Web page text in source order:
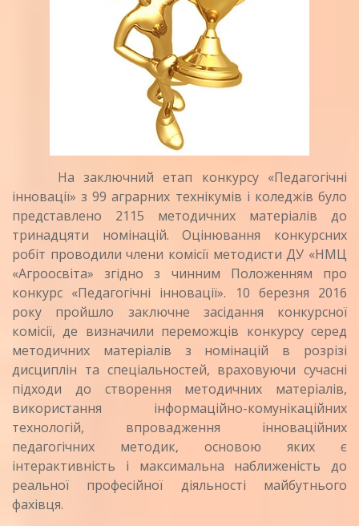
На заключний етап конкурсу «Педагогічні
інновації» з 99 аграрних технікумів і коледжів було
представлено 2115 методичних матеріалів до
тринадцяти номінацій. Оцінювання конкурсних
робіт проводили члени комісії методисти ДУ «НМЦ
«Агроосвіта» згідно з чинним Положенням про
конкурс «Педагогічні інновації». 10 березня 2016
року пройшло заключне засідання конкурсної
комісії, де визначили переможців конкурсу серед
методичних матеріалів з номінацій в розрізі
дисциплін та спеціальностей, враховуючи сучасні
підходи до створення методичних матеріалів,
використання інформаційно-комунікаційних
технологій, впровадження інноваційних
педагогічних методик, основою яких є
інтерактивність і максимальна наближеність до
реальної професійної діяльності майбутнього
фахівця.